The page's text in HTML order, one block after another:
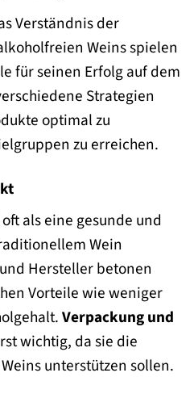
Verständnis der
Weins spielen
für seinen Erfolg auf dem
Strategien
optimal zu
zu erreichen.
als eine gesunde und
Wein
Hersteller betonen
Vorteile wie weniger
Verpackung und
wichtig, da sie die
unterstützen sollen.